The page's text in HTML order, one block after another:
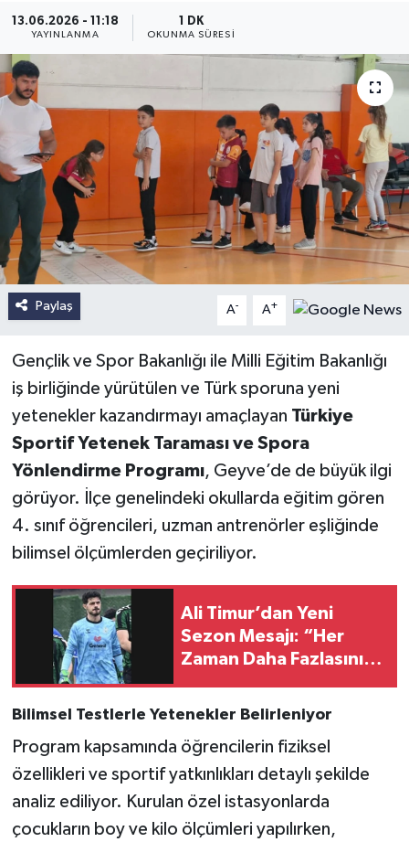
13.06.2026 - 11:18
YAYINLANMA
1 DK
OKUNMA SÜRESI
Paylaş A- A+
Gençlik ve Spor Bakanlığı ile Milli Eğitim Bakanlığı
iş birliğinde yürütülen ve Türk sporuna yeni
yetenekler kazandırmayı amaçlayan Türkiye
Sportif Yetenek Taraması ve Spora
Yönlendirme Programı, Geyve’de de büyük ilgi
görüyor. İlçe genelindeki okullarda eğitim gören
4. sınıf öğrencileri, uzman antrenörler eşliğinde
bilimsel ölçümlerden geçiriliyor.
Ali Timur’dan Yeni
Sezon Mesajı: “Her
Zaman Daha Fazlasını
Bilimsel Testlerle Yetenekler Belirleniyor
Program kapsamında öğrencilerin fiziksel
özellikleri ve sportif yatkınlıkları detaylı şekilde
analiz ediliyor. Kurulan özel istasyonlarda
çocukların boy ve kilo ölçümleri yapılırken,